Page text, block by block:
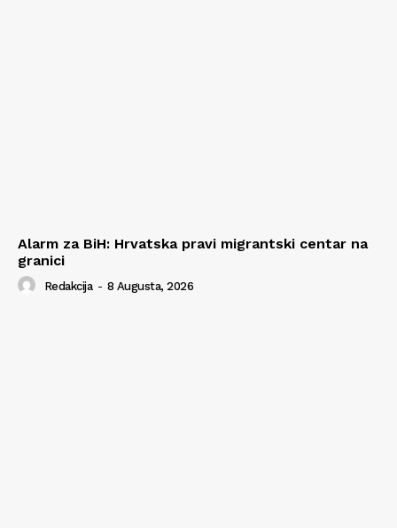
Alarm za BiH: Hrvatska pravi migrantski centar na
granici
Redakcija - 8 Augusta, 2026